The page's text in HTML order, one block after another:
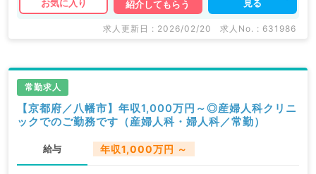
お気に入り
紹介してもらう
見る
求人更新日 : 2026/02/20 求人No. : 631986
常勤求人
【京都府／八幡市】年収1,000万円～◎産婦人科クリニ
ックでのご勤務です（産婦人科・婦人科／常勤）
給与 年収1,000万円 ～